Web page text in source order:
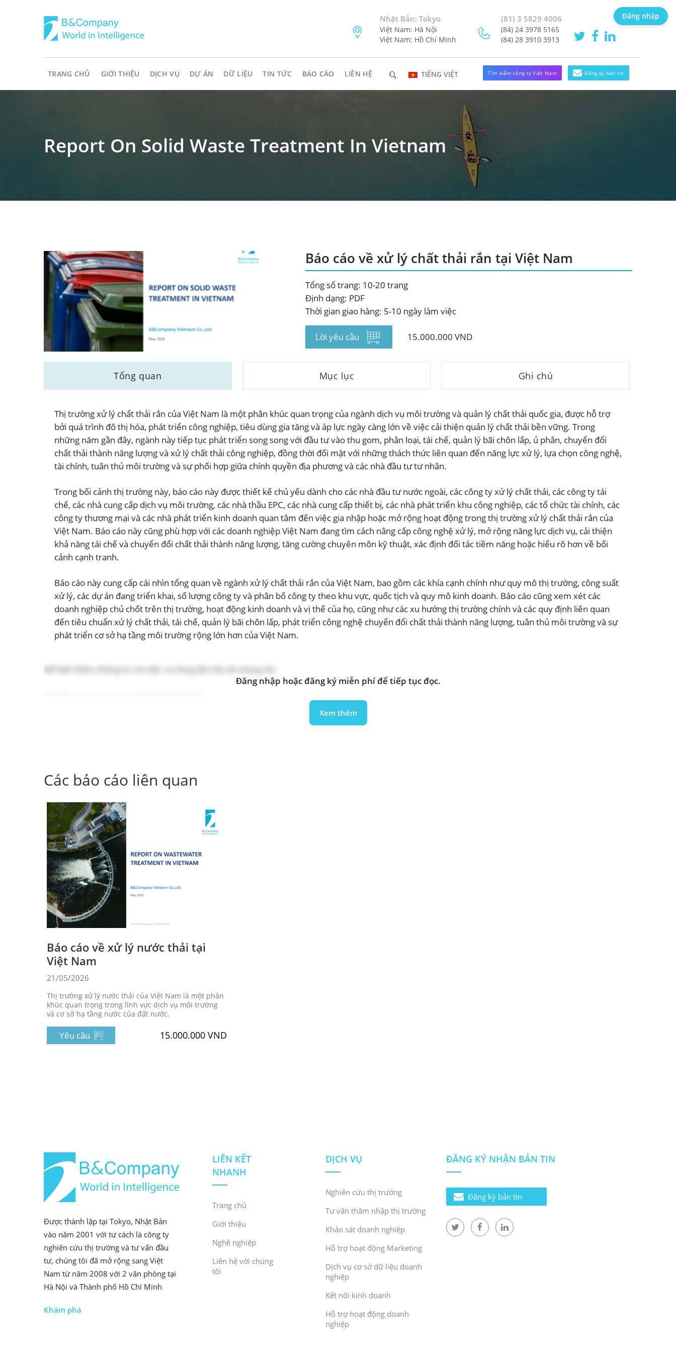
Nhật Bản: Tokyo
Việt Nam: Hà Nội
Việt Nam: Hồ Chí Minh
(81) 3 5829 4006
(84) 24 3978 5165
(84) 28 3910 3913
TRANG CHỦ GIỚI THIỆU DỊCH VỤ DỰ ÁN DỮ LIỆU TIN TỨC BÁO CÁO LIÊN HỆ TIẾNG VIỆT Tìm kiếm công ty Việt Nam Đăng ký bản tin
Report On Solid Waste Treatment In Vietnam
Báo cáo về xử lý chất thải rắn tại Việt Nam
Tổng số trang: 10-20 trang
Định dạng: PDF
Thời gian giao hàng: 5-10 ngày làm việc
Lời yêu cầu 15.000.000 VND
Tổng quan Mục lục Ghi chú
Thị trường xử lý chất thải rắn của Việt Nam là một phân khúc quan trọng của ngành dịch vụ môi trường và quản lý chất thải quốc gia, được hỗ trợ
bởi quá trình đô thị hóa, phát triển công nghiệp, tiêu dùng gia tăng và áp lực ngày càng lớn về việc cải thiện quản lý chất thải bền vững. Trong
những năm gần đây, ngành này tiếp tục phát triển song song với đầu tư vào thu gom, phân loại, tái chế, quản lý bãi chôn lấp, ủ phân, chuyển đổi
chất thải thành năng lượng và xử lý chất thải công nghiệp, đồng thời đối mặt với những thách thức liên quan đến năng lực xử lý, lựa chọn công nghệ,
tài chính, tuân thủ môi trường và sự phối hợp giữa chính quyền địa phương và các nhà đầu tư tư nhân.
Trong bối cảnh thị trường này, báo cáo này được thiết kế chủ yếu dành cho các nhà đầu tư nước ngoài, các công ty xử lý chất thải, các công ty tái
chế, các nhà cung cấp dịch vụ môi trường, các nhà thầu EPC, các nhà cung cấp thiết bị, các nhà phát triển khu công nghiệp, các tổ chức tài chính, các
công ty thương mại và các nhà phát triển kinh doanh quan tâm đến việc gia nhập hoặc mở rộng hoạt động trong thị trường xử lý chất thải rắn của
Việt Nam. Báo cáo này cũng phù hợp với các doanh nghiệp Việt Nam đang tìm cách nâng cấp công nghệ xử lý, mở rộng năng lực dịch vụ, cải thiện
khả năng tái chế và chuyển đổi chất thải thành năng lượng, tăng cường chuyên môn kỹ thuật, xác định đối tác tiềm năng hoặc hiểu rõ hơn về bối
cảnh cạnh tranh.
Báo cáo này cung cấp cái nhìn tổng quan về ngành xử lý chất thải rắn của Việt Nam, bao gồm các khía cạnh chính như quy mô thị trường, công suất
xử lý, các dự án đang triển khai, số lượng công ty và phân bố công ty theo khu vực, quốc tịch và quy mô kinh doanh. Báo cáo cũng xem xét các
doanh nghiệp chủ chốt trên thị trường, hoạt động kinh doanh và vị thế của họ, cũng như các xu hướng thị trường chính và các quy định liên quan
đến tiêu chuẩn xử lý chất thải, tái chế, quản lý bãi chôn lấp, phát triển công nghệ chuyển đổi chất thải thành năng lượng, tuân thủ môi trường và sự
phát triển cơ sở hạ tầng môi trường rộng lớn hơn của Việt Nam.
Để biết thêm thông tin chi tiết, vui lòng liên hệ với chúng tôi:
Đăng nhập hoặc đăng ký miễn phí để tiếp tục đọc.
Xem thêm
Các báo cáo liên quan
Báo cáo về xử lý nước thải tại
Việt Nam
21/05/2026
Thị trường xử lý nước thải của Việt Nam là một phân
khúc quan trọng trong lĩnh vực dịch vụ môi trường
và cơ sở hạ tầng nước của đất nước.
Yêu cầu 15.000.000 VND
Được thành lập tại Tokyo, Nhật Bản
vào năm 2001 với tư cách là công ty
nghiên cứu thị trường và tư vấn đầu
tư, chúng tôi đã mở rộng sang Việt
Nam từ năm 2008 với 2 văn phòng tại
Hà Nội và Thành phố Hồ Chí Minh
Khám phá
LIÊN KẾT
NHANH
Trang chủ
Giới thiệu
Nghề nghiệp
Liên hệ với chúng
tôi
DỊCH VỤ
Nghiên cứu thị trường
Tư vấn thâm nhập thị trường
Khảo sát doanh nghiệp
Hỗ trợ hoạt động Marketing
Dịch vụ cơ sở dữ liệu doanh
nghiệp
Kết nối kinh doanh
Hỗ trợ hoạt động doanh
nghiệp
ĐĂNG KÝ NHẬN BẢN TIN
Đăng ký bản tin
Đăng nhập